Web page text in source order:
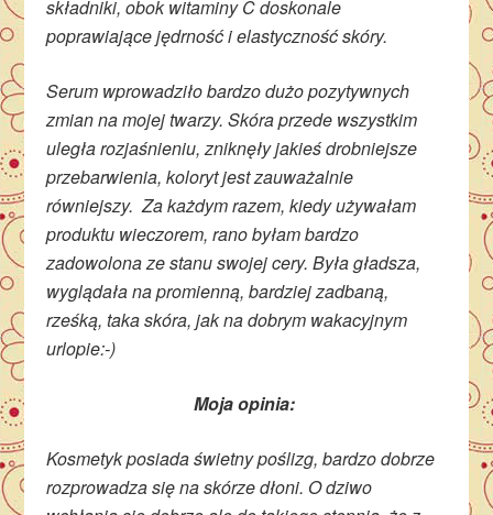
składniki, obok witaminy C doskonale
poprawiające jędrność i elastyczność skóry.
Serum wprowadziło bardzo dużo pozytywnych
zmian na mojej twarzy. Skóra przede wszystkim
uległa rozjaśnieniu, zniknęły jakieś drobniejsze
przebarwienia, koloryt jest zauważalnie
równiejszy. Za każdym razem, kiedy używałam
produktu wieczorem, rano byłam bardzo
zadowolona ze stanu swojej cery. Była gładsza,
wyglądała na promienną, bardziej zadbaną,
rześką, taka skóra, jak na dobrym wakacyjnym
urlopie:-)
Moja opinia:
Kosmetyk posiada świetny poślizg, bardzo dobrze
rozprowadza się na skórze dłoni. O dziwo